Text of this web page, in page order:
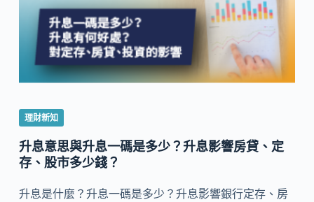
理財新知
升息意思與升息一碼是多少？升息影響房貸、定
存、股市多少錢？
升息是什麼？升息一碼是多少？升息影響銀行定存、房